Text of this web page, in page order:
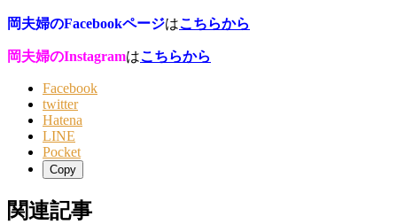
岡夫婦のFacebookページはこちらから
岡夫婦のInstagramはこちらから
Facebook
twitter
Hatena
LINE
Pocket
Copy
関連記事